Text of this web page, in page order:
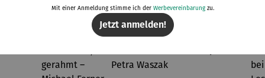
Mit einer Anmeldung stimme ich der Werbevereinbarungzu.
Jetzt anmelden!